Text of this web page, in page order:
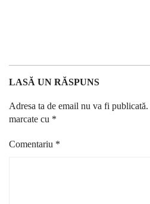
LASĂ UN RĂSPUNS
Adresa ta de email nu va fi publicată.
marcate cu *
Comentariu *